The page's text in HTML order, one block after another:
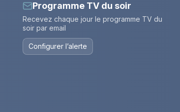
Programme TV du soir
Recevez chaque jour le programme TV du
soir par email
Configurer l’alerte